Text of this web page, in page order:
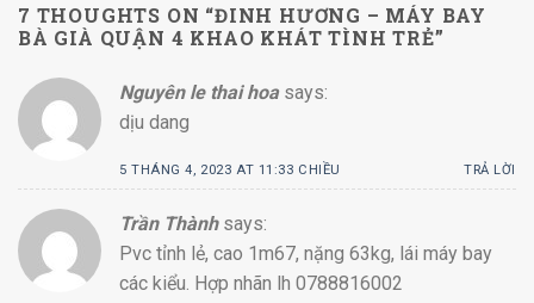
7 THOUGHTS ON “ĐINH HƯƠNG – MÁY BAY
BÀ GIÀ QUẬN 4 KHAO KHÁT TÌNH TRẺ”
Nguyên le thai hoa says:
dịu dang
5 THÁNG 4, 2023 AT 11:33 CHIỀU TRẢ LỜI
Trần Thành says:
Pvc tỉnh lẻ, cao 1m67, nặng 63kg, lái máy bay
các kiểu. Hợp nhãn lh 0788816002